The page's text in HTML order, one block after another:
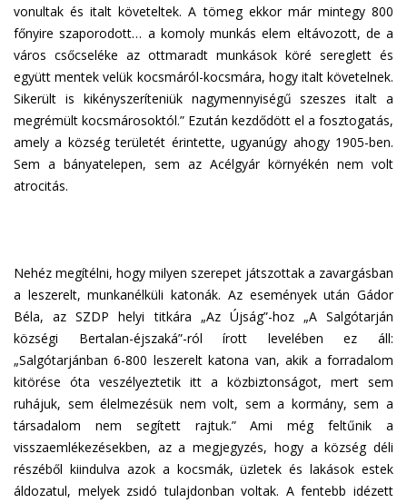
vonultak és italt követeltek. A tömeg ekkor már mintegy 800
főnyire szaporodott… a komoly munkás elem eltávozott, de a
város csőcseléke az ottmaradt munkások köré sereglett és
együtt mentek velük kocsmáról-kocsmára, hogy italt követelnek.
Sikerült is kikényszeríteniük nagymennyiségű szeszes italt a
megrémült kocsmárosoktól.” Ezután kezdődött el a fosztogatás,
amely a község területét érintette, ugyanúgy ahogy 1905-ben.
Sem a bányatelepen, sem az Acélgyár környékén nem volt
atrocitás.
Nehéz megítélni, hogy milyen szerepet játszottak a zavargásban
a leszerelt, munkanélküli katonák. Az események után Gádor
Béla, az SZDP helyi titkára „Az Újság”-hoz „A Salgótarján
községi Bertalan-éjszaká”-ról írott levelében ez áll:
„Salgótarjánban 6-800 leszerelt katona van, akik a forradalom
kitörése óta veszélyeztetik itt a közbiztonságot, mert sem
ruhájuk, sem élelmezésük nem volt, sem a kormány, sem a
társadalom nem segített rajtuk.” Ami még feltűnik a
visszaemlékezésekben, az a megjegyzés, hogy a község déli
részéből kiindulva azok a kocsmák, üzletek és lakások estek
áldozatul, melyek zsidó tulajdonban voltak. A fentebb idézett